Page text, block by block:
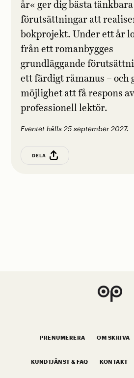
år« ger dig bästa tänkbara
förutsättningar att
bokprojekt. Under ett år
från ett romanbygges
grundläggande
ett färdigt råmanus – och
möjlighet att få respons
professionell lektör.
Eventet hålls 25 september 2027.
DELA
PRENUMERERA OM SKRIVA
KUNDTJÄNST & FAQ KONTAKT